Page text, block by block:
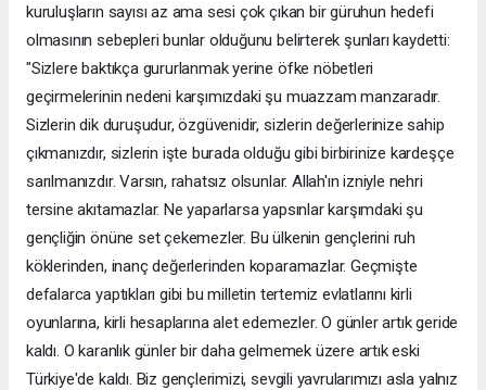
kuruluşların sayısı az ama sesi çok çıkan bir güruhun hedefi
olmasının sebepleri bunlar olduğunu belirterek şunları kaydetti:
"Sizlere baktıkça gururlanmak yerine öfke nöbetleri
geçirmelerinin nedeni karşımızdaki şu muazzam manzaradır.
Sizlerin dik duruşudur, özgüvenidir, sizlerin değerlerinize sahip
çıkmanızdır, sizlerin işte burada olduğu gibi birbirinize kardeşçe
sarılmanızdır. Varsın, rahatsız olsunlar. Allah'ın izniyle nehri
tersine akıtamazlar. Ne yaparlarsa yapsınlar karşımdaki şu
gençliğin önüne set çekemezler. Bu ülkenin gençlerini ruh
köklerinden, inanç değerlerinden koparamazlar. Geçmişte
defalarca yaptıkları gibi bu milletin tertemiz evlatlarını kirli
oyunlarına, kirli hesaplarına alet edemezler. O günler artık geride
kaldı. O karanlık günler bir daha gelmemek üzere artık eski
Türkiye'de kaldı. Biz gençlerimizi, sevgili yavrularımızı asla yalnız